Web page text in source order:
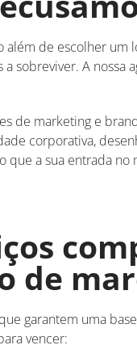
além de escolher um
a sobreviver. A nossa
de marketing e
corporativa,
que a sua entrada no
de
garantem uma
vencer: